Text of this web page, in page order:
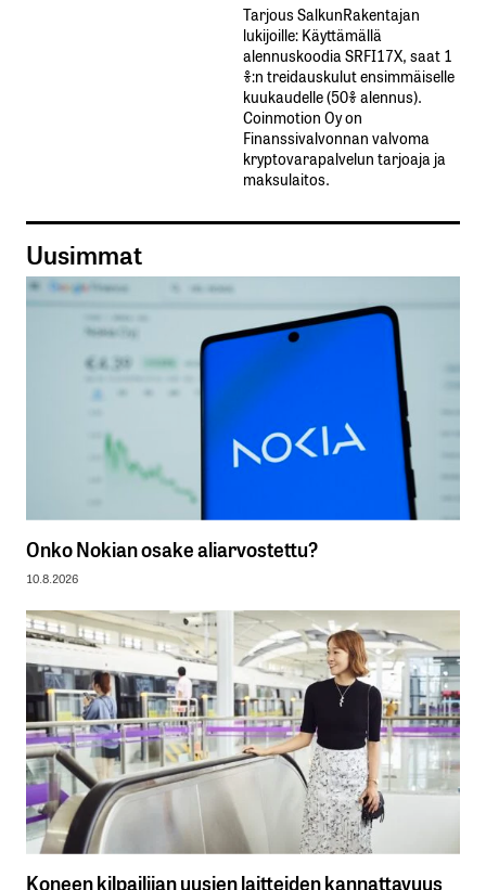
Tarjous SalkunRakentajan
lukijoille: Käyttämällä​ ​
alennuskoodia​ ​SRFI17X,​ ​saat​ ​1
%:n treidauskulut​ ​ensimmäiselle​ ​
kuukaudelle​ ​(50%​ ​alennus).
Coinmotion Oy on
Finanssivalvonnan valvoma
kryptovarapalvelun tarjoaja ja
maksulaitos.
Uusimmat
Onko Nokian osake aliarvostettu?
10.8.2026
Koneen kilpailijan uusien laitteiden kannattavuus